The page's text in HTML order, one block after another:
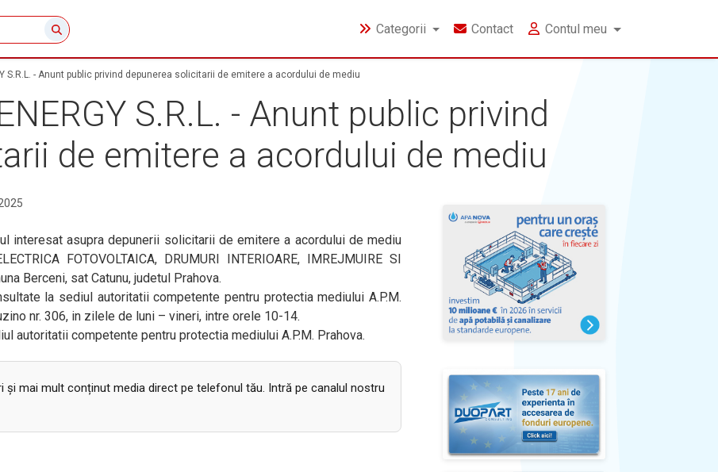
Categorii Contact Contul meu
S.R.L. - Anunt public privind depunerea solicitarii de emitere a acordului de mediu
S.R.L. - Anunt public privind
de emitere a acordului de mediu
interesat asupra depunerii solicitarii de emitere a acordului de mediu
FOTOVOLTAICA, DRUMURI INTERIOARE, IMREJMUIRE SI
Berceni, sat Catunu, judetul Prahova.
la sediul autoritatii competente pentru protectia mediului A.P.M.
nr. 306, in zilele de luni – vineri, intre orele 10-14.
autoritatii competente pentru protectia mediului A.P.M. Prahova.
mai mult conținut media direct pe telefonul tău. Intră pe canalul nostru